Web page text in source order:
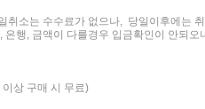
취소는 수수료가 없으나, 당일이후에는
은행, 금액이 다를경우 입금확인이 안되
상 구매 시 무료)